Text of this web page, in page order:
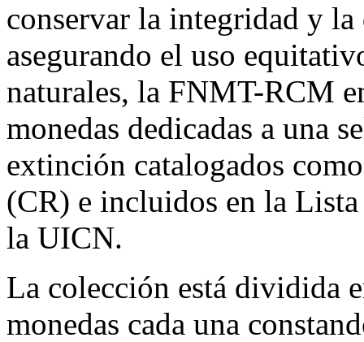
conservar la integridad y
asegurando el uso
naturales, la FNMT-RCM
monedas dedicadas a una
extinción catalogados
(CR) e incluidos en la Lista
la UICN.
La colección está dividida
monedas cada una